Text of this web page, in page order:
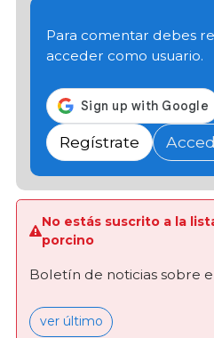
Para comentar debes
acceder como usuario.
Regístrate
No estás suscrito a la
porcino
Boletín de noticias sobre
ver último